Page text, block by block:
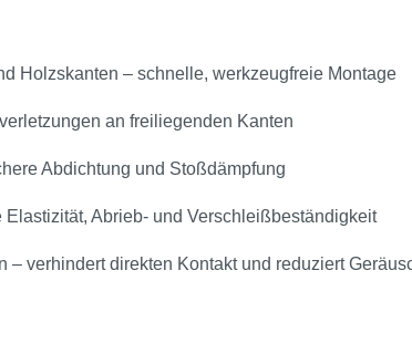
Holzskanten – schnelle, werkzeugfreie Montage
an freiliegenden Kanten
Abdichtung und Stoßdämpfung
Abrieb‑ und Verschleißbeständigkeit
– verhindert direkten Kontakt und reduziert